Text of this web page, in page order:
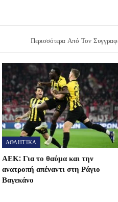
Περισσότερα Από Τον
ΑΘΛΗΤΙΚΑ
ΑΕΚ: Για το θαύμα και την
ανατροπή απέναντι στη Ράγιο
Βαγεκάνο